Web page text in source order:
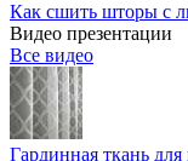
Как сшить шторы с
Видео презентации
Все видео
Гардинная ткань